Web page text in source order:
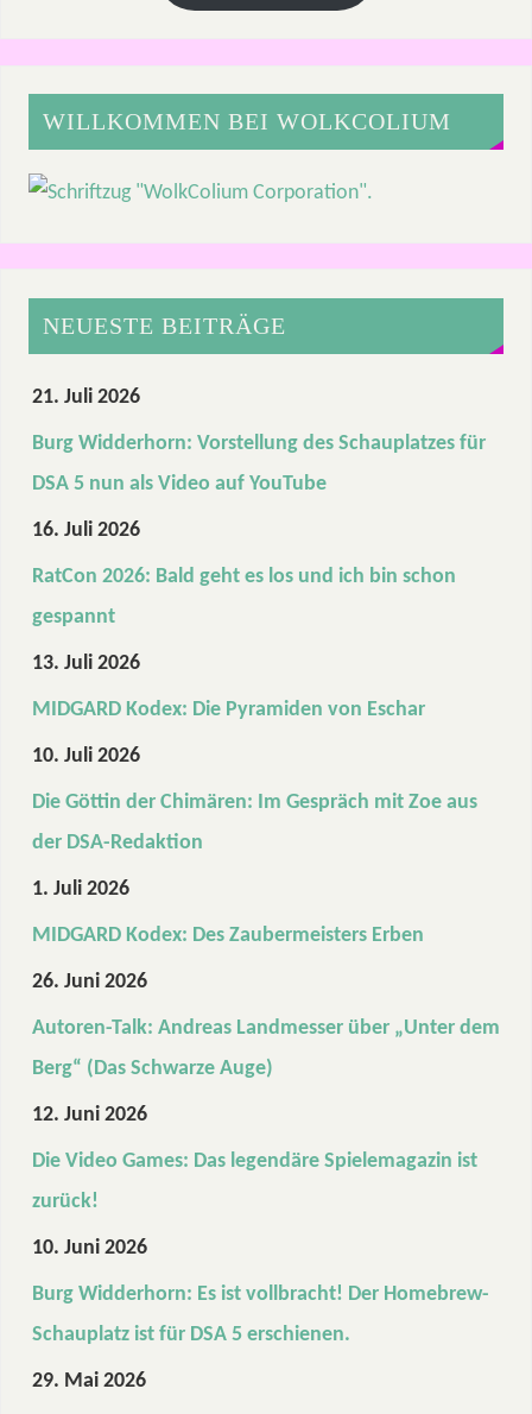
WILLKOMMEN BEI WOLKCOLIUM
NEUESTE BEITRÄGE
21. Juli 2026
Burg Widderhorn: Vorstellung des Schauplatzes für
DSA 5 nun als Video auf YouTube
16. Juli 2026
RatCon 2026: Bald geht es los und ich bin schon
gespannt
13. Juli 2026
MIDGARD Kodex: Die Pyramiden von Eschar
10. Juli 2026
Die Göttin der Chimären: Im Gespräch mit Zoe aus
der DSA-Redaktion
1. Juli 2026
MIDGARD Kodex: Des Zaubermeisters Erben
26. Juni 2026
Autoren-Talk: Andreas Landmesser über „Unter dem
Berg“ (Das Schwarze Auge)
12. Juni 2026
Die Video Games: Das legendäre Spielemagazin ist
zurück!
10. Juni 2026
Burg Widderhorn: Es ist vollbracht! Der Homebrew-
Schauplatz ist für DSA 5 erschienen.
29. Mai 2026